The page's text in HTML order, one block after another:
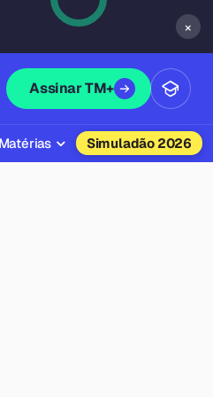
×
Assinar TM+
Simuladão 2026